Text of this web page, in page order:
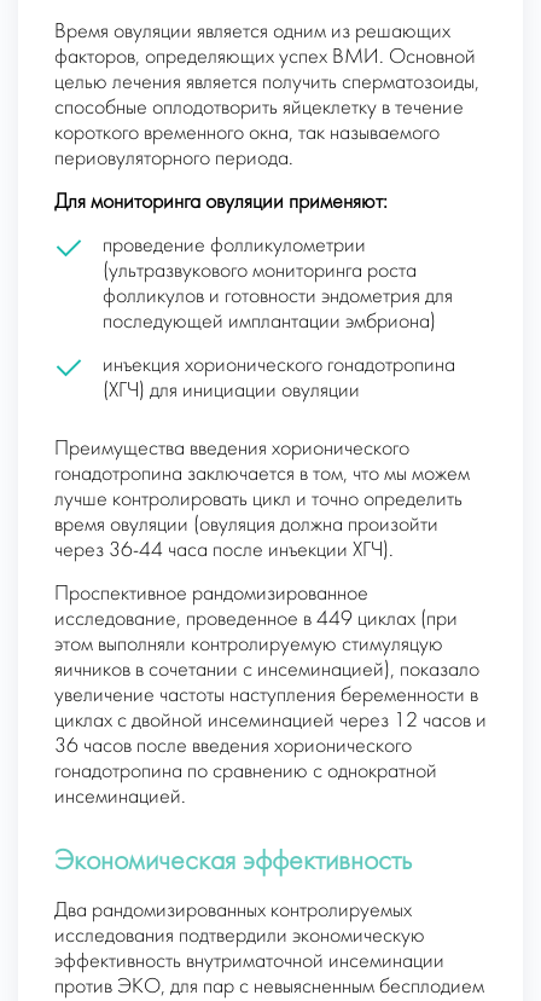
Время овуляции является одним из решающих
факторов, определяющих успех ВМИ. Основной
целью лечения является получить сперматозоиды,
способные оплодотворить яйцеклетку в течение
короткого временного окна, так называемого
периовуляторного периода.
Для мониторинга овуляции применяют:
проведение фолликулометрии
(ультразвукового мониторинга роста
фолликулов и готовности эндометрия для
последующей имплантации эмбриона)
инъекция хорионического гонадотропина
(ХГЧ) для инициации овуляции
Преимущества введения хорионического
гонадотропина заключается в том, что мы можем
лучше контролировать цикл и точно определить
время овуляции (овуляция должна произойти
через 36-44 часа после инъекции ХГЧ).
Проспективное рандомизированное
исследование, проведенное в 449 циклах (при
этом выполняли контролируемую стимуляцую
яичников в сочетании с инсеминацией), показало
увеличение частоты наступления беременности в
циклах с двойной инсеминацией через 12 часов и
36 часов после введения хорионического
гонадотропина по сравнению с однократной
инсеминацией.
Экономическая эффективность
Два рандомизированных контролируемых
исследования подтвердили экономическую
эффективность внутриматочной инсеминации
против ЭКО, для пар с невыясненным бесплодием